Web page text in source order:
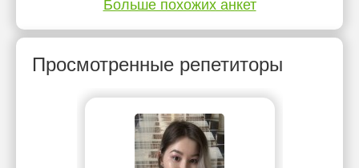
Больше похожих анкет
Просмотренные репетиторы